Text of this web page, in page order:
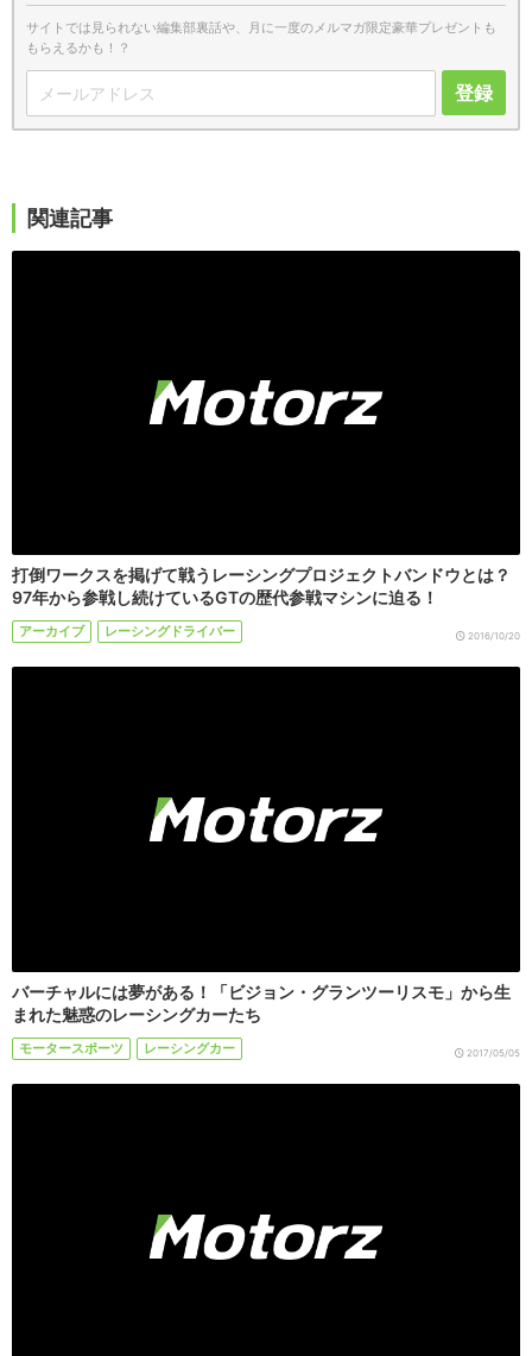
サイトでは見られない編集部裏話や、月に一度のメルマガ限定豪華プレゼントも
もらえるかも！？
登録
関連記事
打倒ワークスを掲げて戦うレーシングプロジェクトバンドウとは？
97年から参戦し続けているGTの歴代参戦マシンに迫る！
アーカイブ レーシングドライバー 2016/10/20
バーチャルには夢がある！「ビジョン・グランツーリスモ」から生
まれた魅惑のレーシングカーたち
モータースポーツ レーシングカー 2017/05/05